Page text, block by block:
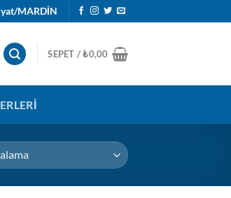
MARDİN
SEPET /₺0,00